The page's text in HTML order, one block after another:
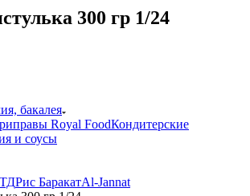
300 гр 1/24
бакалея
Royal FoodКондитерские
и соусы
Рис БаракатAl-Jannat